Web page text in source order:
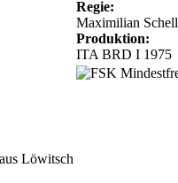
Regie:
Maximilian Schell
Produktion:
ITA BRD I 1975
Löwitsch